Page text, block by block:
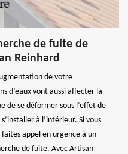
de fuite de
Reinhard
de votre
d’eaux vont aussi affecter la
de se déformer sous l’effet de
à l’intérieur. Si vous
appel en urgence à un
de fuite. Avec Artisan